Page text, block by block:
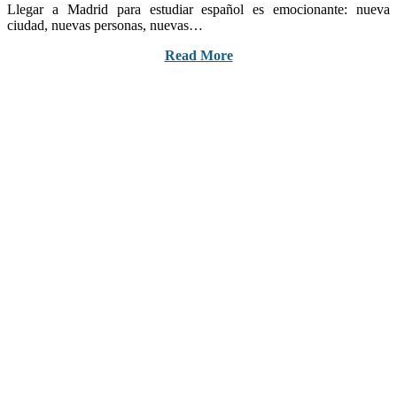
Llegar a Madrid para estudiar español es emocionante: nueva
ciudad, nuevas personas, nuevas…
Read More